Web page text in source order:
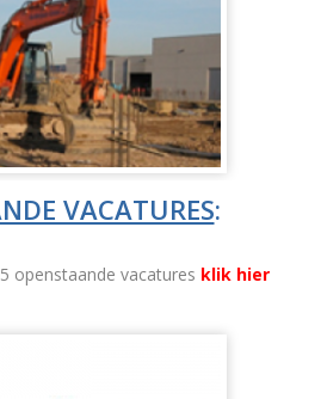
VACATURES:
openstaande vacatures klik hier